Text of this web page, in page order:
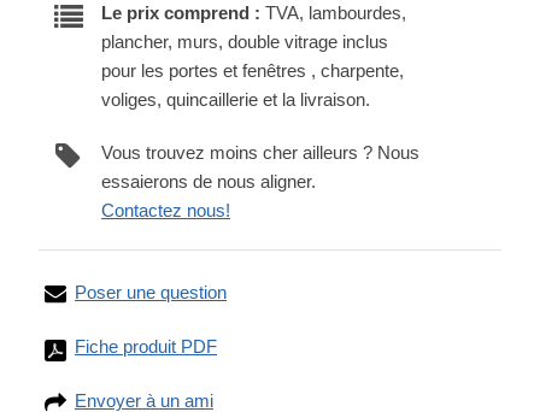
Le prix comprend : TVA, lambourdes,
plancher, murs, double vitrage inclus
pour les portes et fenêtres , charpente,
voliges, quincaillerie et la livraison.
Vous trouvez moins cher ailleurs ? Nous
essaierons de nous aligner.
Contactez nous!
Poser une question
Fiche produit PDF
Envoyer à un ami